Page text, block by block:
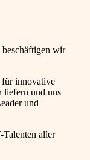
beschäftigen wir
für innovative
liefern und uns
und
Talenten aller